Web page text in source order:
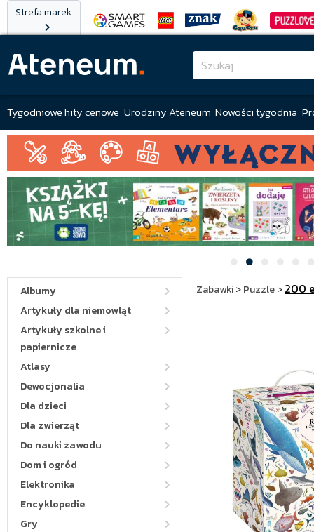
Strefa marek
Tygodniowe hity cenowe Urodziny Ateneum Nowości tygodnia
Albumy
Artykuły dla niemowląt
Artykuły szkolne i
papiernicze
Atlasy
Dewocjonalia
Dla dzieci
Dla zwierząt
Do nauki zawodu
Dom i ogród
Elektronika
Encyklopedie
Gry
Zabawki>Puzzle>200